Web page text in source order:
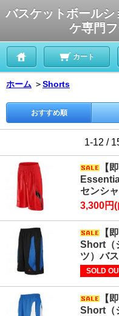
バスケットボール
ケ専門フ
カート
ホーム ＞Shorts
おすすめ順
1-12 /
【
センシ
3,300円
【
Short（
ツ）バ
SOLD
【
Short（